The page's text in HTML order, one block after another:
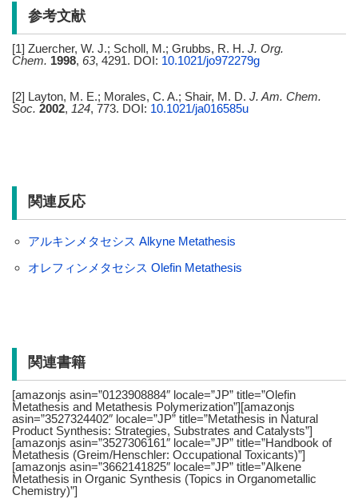
参考文献
[1] Zuercher, W. J.; Scholl, M.; Grubbs, R. H. J. Org.
Chem. 1998, 63, 4291. DOI: 10.1021/jo972279g
[2] Layton, M. E.; Morales, C. A.; Shair, M. D. J. Am. Chem.
Soc. 2002, 124, 773. DOI: 10.1021/ja016585u
関連反応
アルキンメタセシス Alkyne Metathesis
オレフィンメタセシス Olefin Metathesis
関連書籍
[amazonjs asin=”0123908884″ locale=”JP” title=”Olefin
Metathesis and Metathesis Polymerization”][amazonjs
asin=”3527324402″ locale=”JP” title=”Metathesis in Natural
Product Synthesis: Strategies, Substrates and Catalysts”]
[amazonjs asin=”3527306161″ locale=”JP” title=”Handbook of
Metathesis (Greim/Henschler: Occupational Toxicants)”]
[amazonjs asin=”3662141825″ locale=”JP” title=”Alkene
Metathesis in Organic Synthesis (Topics in Organometallic
Chemistry)”]